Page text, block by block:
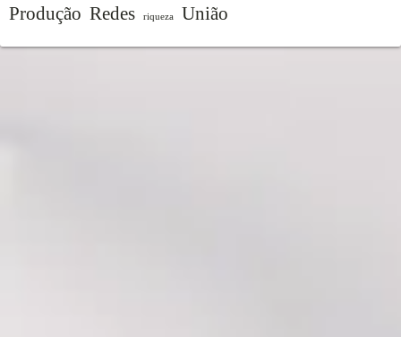
Produção Redes riqueza União